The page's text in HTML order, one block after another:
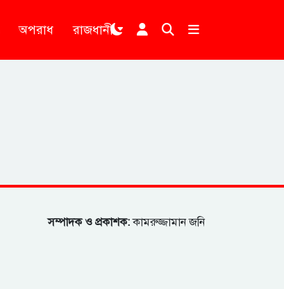
অপরাধ রাজধানী
সম্পাদক ও প্রকাশক:কামরুজ্জামান জনি